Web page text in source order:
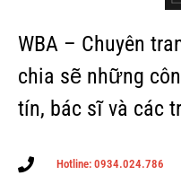
WBA – Chuyên
chia sẽ những
tín, bác sĩ và các
Hotline: 0934.024.786